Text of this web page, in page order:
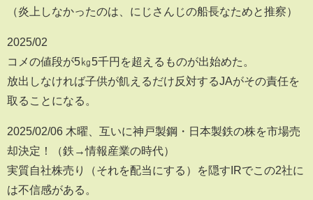
（炎上しなかったのは、にじさんじの船長なためと推察）
2025/02
コメの値段が5㎏5千円を超えるものが出始めた。
放出しなければ子供が飢えるだけ反対するJAがその責任を
取ることになる。
2025/02/06 木曜、互いに神戸製鋼・日本製鉄の株を市場売
却決定！（鉄→情報産業の時代）
実質自社株売り（それを配当にする）を隠すIRでこの2社に
は不信感がある。